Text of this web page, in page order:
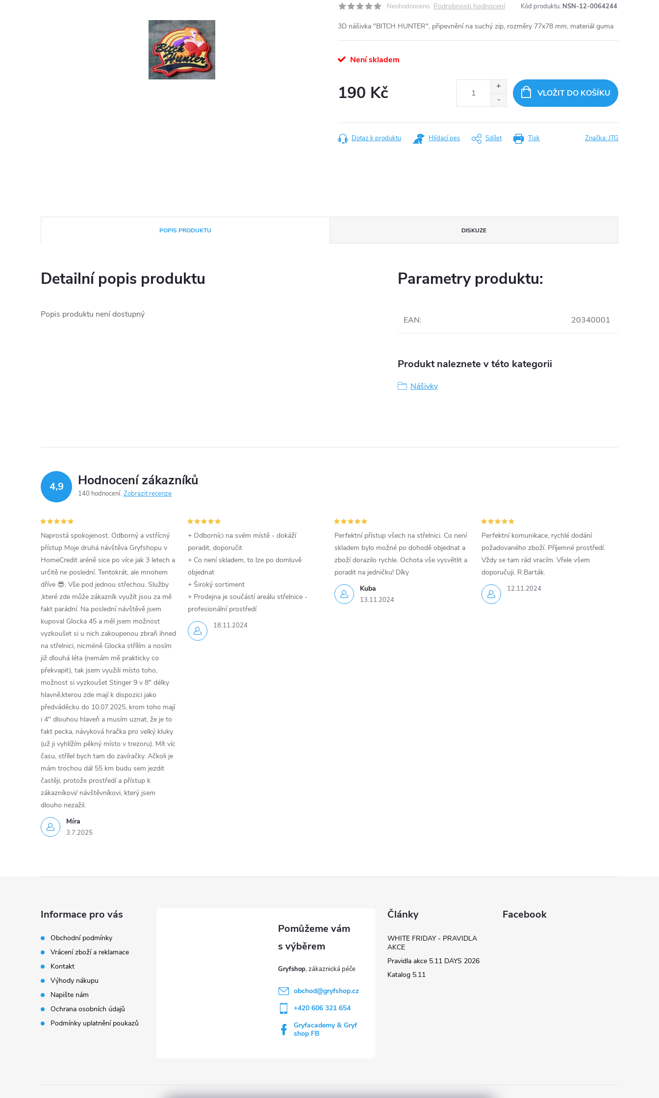
Neohodnoceno Podrobnosti hodnocení Kód produktu: NSN-12-0064244
3D nášivka "BITCH HUNTER", připevnění na suchý zip, rozměry 77x78 mm, materiál guma
Není skladem
190 Kč VLOŽIT DO KOŠÍKU
Tisk
Dotaz k produktu Hlídací pes Sdílet Značka:JTG
POPIS PRODUKTU DISKUZE
Detailní popis produktu
Popis produktu není dostupný
Parametry produktu:
EAN: 20340001
Produkt naleznete v této kategorii
Nášivky
4,9 Hodnocení zákazníků
140 hodnocení Zobrazit recenze
Míra
3.7.2025
Naprostá spokojenost. Odborný a vstřícný
přístup Moje druhá návštěva Gryfshopu v
HomeCredit aréně sice po více jak 3 letech a
určitě ne poslední. Tentokrát, ale mnohem
dříve 😎. Vše pod jednou střechou. Služby
,které zde může zákazník využít jsou za mě
fakt parádní. Na poslední návštěvě jsem
kupoval Glocka 45 a měl jsem možnost
vyzkoušet si u nich zakoupenou zbraň ihned
na střelnici, nicméně Glocka střílím a nosím
již dlouhá léta (nemám mě prakticky co
překvapit), tak jsem využili místo toho,
možnost si vyzkoušet Stinger 9 v 8" délky
hlavně,kterou zde mají k dispozici jako
předváděcku do 10.07.2025, krom toho mají
i 4" dlouhou hlaveň a musím uznat, že je to
fakt pecka, návyková hračka pro velký kluky
(už ji vyhlížím pěkný místo v trezoru). Mít víc
času, střílel bych tam do zavíračky. Ačkoli je
mám trochou dál 55 km budu sem jezdit
častěji, protože prostředí a přístup k
zákazníkovi/ návštěvníkovi, který jsem
dlouho nezažil.
18.11.2024
+ Odborníci na svém místě - dokáží
poradit, doporučit
+ Co není skladem, to lze po domluvě
objednat
+ Široký sortiment
+ Prodejna je součástí areálu střelnice -
profesionální prostředí
Kuba
13.11.2024
Perfektní přístup všech na střelnici. Co není
skladem bylo možné po dohodě objednat a
zboží dorazilo rychle. Ochota vše vysvětlit a
poradit na jedničku! Díky
12.11.2024
Perfektní komunikace, rychlé dodání
požadovaného zboží. Příjemné prostředí.
Vždy se tam rád vracím. Vřele všem
doporučuji. R.Barták.
Informace pro vás
Obchodní podmínky
Vrácení zboží a reklamace
Kontakt
Výhody nákupu
Napište nám
Ochrana osobních údajů
Podmínky uplatnění poukazů
Gryfshop
obchod@gryfshop.cz
+420 606 321 654
Gryfacademy & Gryf
shop FB
Články
WHITE FRIDAY - PRAVIDLA
AKCE
Pravidla akce 5.11 DAYS 2026
Katalog 5.11
Facebook